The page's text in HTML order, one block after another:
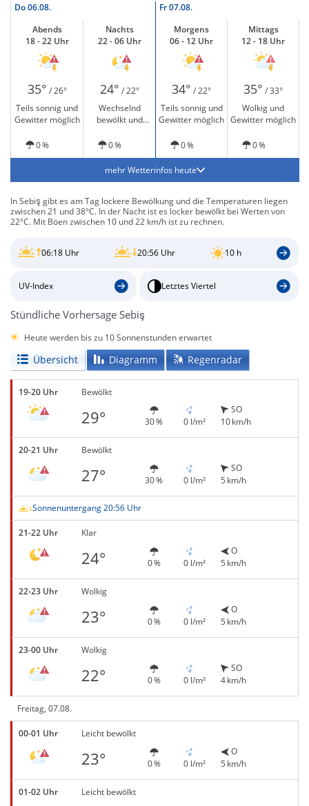
Do06.08. Fr07.08.
Abends
18 - 22 Uhr
Nachts
22 - 06 Uhr
Morgens
06 - 12 Uhr
Mittags
12 - 18 Uhr
35° / 26° 24° / 22° 34° / 22° 35° / 33°
Teils sonnig und
Gewitter möglich
Wechselnd
bewölkt und
Teils sonnig und
Gewitter möglich
Wolkig und
Gewitter möglich
0 % 0 % 0 % 0 %
mehr Wetterinfos heute
In Sebiş gibt es am Tag lockere Bewölkung und die Temperaturen liegen
zwischen 21 und 38°C. In der Nacht ist es locker bewölkt bei Werten von
22°C. Mit Böen zwischen 10 und 22 km/h ist zu rechnen.
06:18 Uhr 20:56 Uhr 10 h
UV-Index Letztes Viertel
Stündliche Vorhersage Sebiş
Heute werden bis zu 10 Sonnenstunden erwartet
Übersicht Diagramm Regenradar
19-20 Uhr Bewölkt
29° 30 % 0 l/m²
SO
10 km/h
20-21 Uhr Bewölkt
27° 30 % 0 l/m²
SO
5 km/h
Sonnenuntergang 20:56 Uhr
21-22 Uhr Klar
24° 0 % 0 l/m²
O
5 km/h
22-23 Uhr Wolkig
23° 0 % 0 l/m²
O
5 km/h
23-00 Uhr Wolkig
22° 0 % 0 l/m²
SO
4 km/h
Freitag, 07.08.
00-01 Uhr Leicht bewölkt
23° 0 % 0 l/m²
O
5 km/h
01-02 Uhr
Leicht bewölkt